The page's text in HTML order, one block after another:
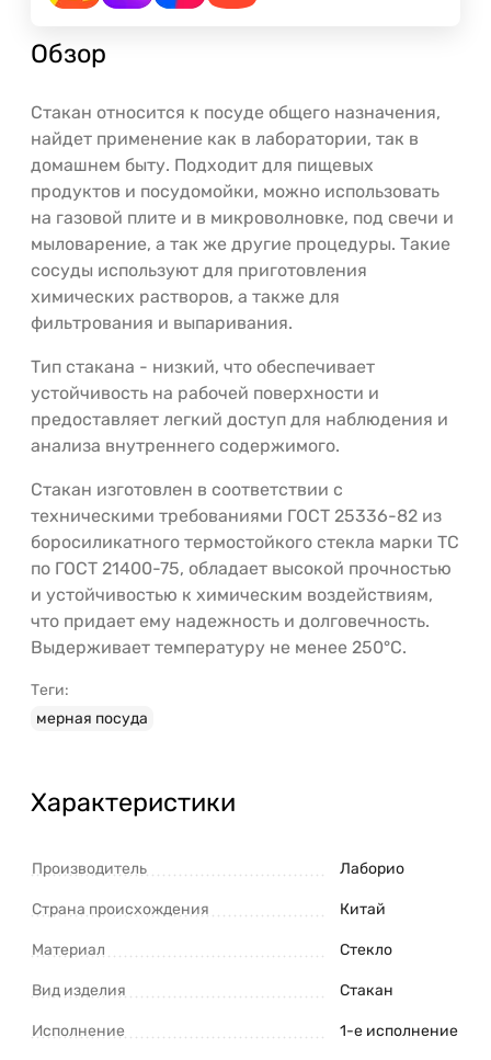
Обзор
Стакан относится к посуде общего назначения,
найдет применение как в лаборатории, так в
домашнем быту. Подходит для пищевых
продуктов и посудомойки, можно использовать
на газовой плите и в микроволновке, под свечи и
мыловарение, а так же другие процедуры. Такие
сосуды используют для приготовления
химических растворов, а также для
фильтрования и выпаривания.
Тип стакана - низкий, что обеспечивает
устойчивость на рабочей поверхности и
предоставляет легкий доступ для наблюдения и
анализа внутреннего содержимого.
Стакан изготовлен в соответствии с
техническими требованиями ГОСТ 25336-82 из
боросиликатного термостойкого стекла марки ТС
по ГОСТ 21400-75, обладает высокой прочностью
и устойчивостью к химическим воздействиям,
что придает ему надежность и долговечность.
Выдерживает температуру не менее 250°C.
Теги:
мерная посуда
Характеристики
Производитель Лаборио
Страна происхождения Китай
Материал Стекло
Вид изделия Стакан
Исполнение 1-е исполнение